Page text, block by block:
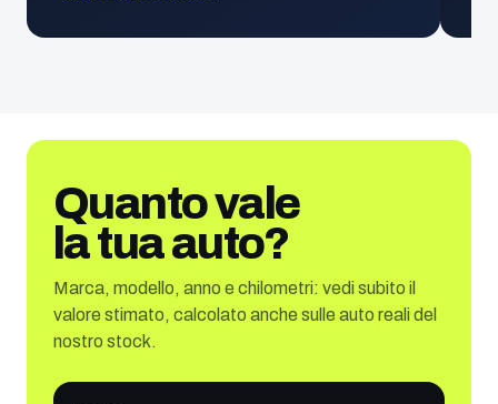
Quanto vale
la tua auto?
Marca, modello, anno e chilometri: vedi subito il
valore stimato, calcolato anche sulle auto reali del
nostro stock.